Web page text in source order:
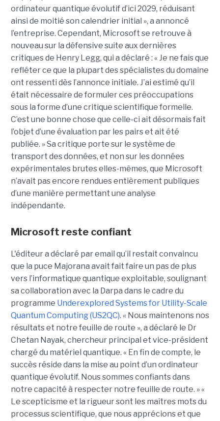
ordinateur quantique évolutif d’ici 2029, réduisant
ainsi de moitié son calendrier initial », a annoncé
l’entreprise. Cependant, Microsoft se retrouve à
nouveau sur la défensive suite aux dernières
critiques de Henry Legg, qui a déclaré : « Je ne fais que
refléter ce que la plupart des spécialistes du domaine
ont ressenti dès l’annonce initiale. J’ai estimé qu’il
était nécessaire de formuler ces préoccupations
sous la forme d’une critique scientifique formelle.
C’est une bonne chose que celle-ci ait désormais fait
l’objet d’une évaluation par les pairs et ait été
publiée. »Sa critique porte sur le système de
transport des données, et non sur les données
expérimentales brutes elles-mêmes, que Microsoft
n’avait pas encore rendues entièrement publiques
d’une manière permettant une analyse
indépendante.
Microsoft reste confiant
L'éditeur a déclaré par email qu’il restait convaincu
que la puce Majorana avait fait faire un pas de plus
vers l’informatique quantique exploitable, soulignant
sa collaboration avec la Darpa dans le cadre du
programme Underexplored Systems for Utility-Scale
Quantum Computing (US2QC). « Nous maintenons nos
résultats et notre feuille de route », a déclaré le Dr
Chetan Nayak, chercheur principal et vice-président
chargé du matériel quantique. « En fin de compte, le
succès réside dans la mise au point d’un ordinateur
quantique évolutif. Nous sommes confiants dans
notre capacité à respecter notre feuille de route. »«
Le scepticisme et la rigueur sont les maîtres mots du
processus scientifique, que nous apprécions et que